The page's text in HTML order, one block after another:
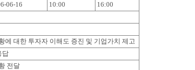
06-16 10:00
16:00
에 대한 투자자 이해도 증진 및 기업가치 제고
답
전달